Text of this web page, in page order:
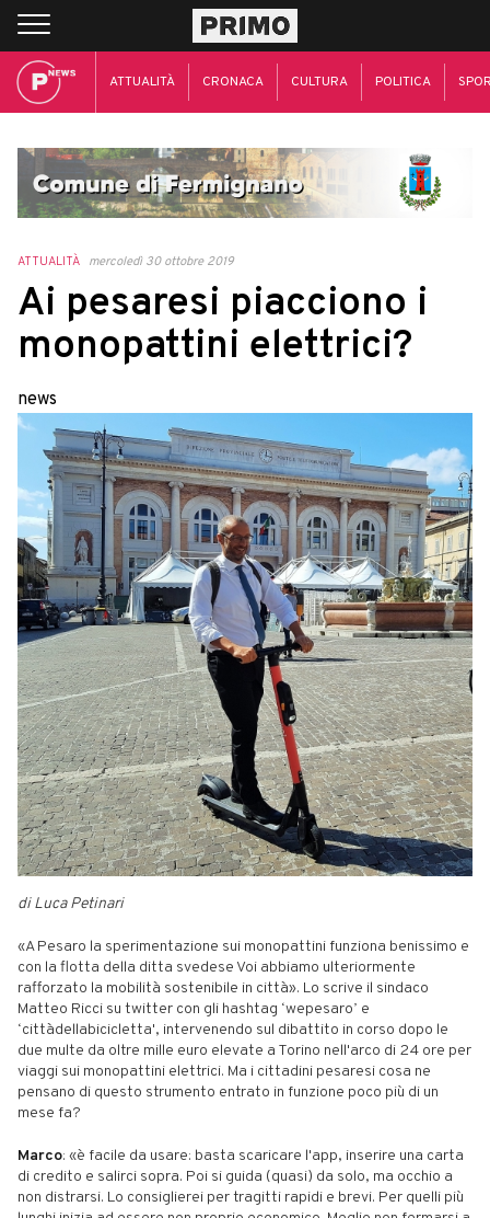
ATTUALITÀ CRONACA CULTURA POLITICA
ATTUALITÀ mercoledì 30 ottobre 2019
Ai pesaresi piacciono i
monopattini elettrici?
news
di Luca Petinari
«A Pesaro la sperimentazione sui monopattini funziona benissimo e
con la flotta della ditta svedese Voi abbiamo ulteriormente
rafforzato la mobilità sostenibile in città». Lo scrive il sindaco
Matteo Ricci su twitter con gli hashtag ‘wepesaro’ e
‘cittàdellabicicletta', intervenendo sul dibattito in corso dopo le
due multe da oltre mille euro elevate a Torino nell'arco di 24 ore per
viaggi sui monopattini elettrici. Ma i cittadini pesaresi cosa ne
pensano di questo strumento entrato in funzione poco più di un
mese fa?
Marco: «è facile da usare: basta scaricare l'app, inserire una carta
di credito e salirci sopra. Poi si guida (quasi) da solo, ma occhio a
non distrarsi. Lo consiglierei per tragitti rapidi e brevi. Per quelli più